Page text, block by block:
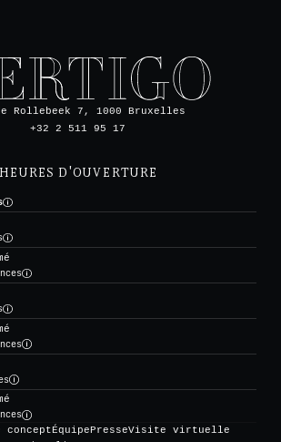
Rollebeek 7, 1000 Bruxelles
+32 2 511 95 17
HEURES D'OUVERTURE
conceptÉquipePresseVisite virtuelle